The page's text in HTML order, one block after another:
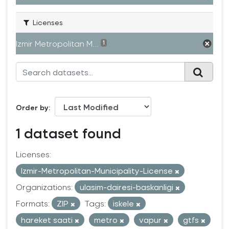
Licenses
Izmir Metropolitan M... 1
Order by
1 dataset found
Licenses:
Izmir-Metropolitan-Municipality-License
Organizations:
ulasim-dairesi-baskanligi
Formats:
ZIP Tags:
iskele
hareket saati
metro vapur
gtfs